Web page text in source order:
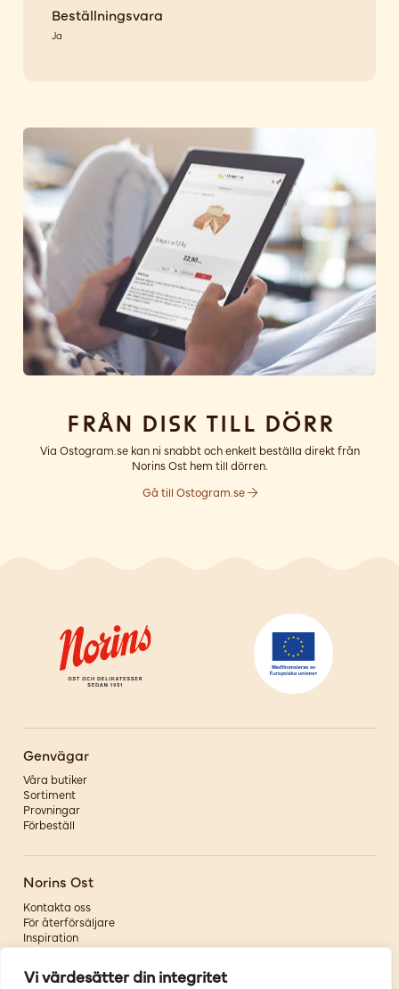
Vi värdesätter din integritet
Beställningsvara
Ja
Från disk till dörr
Via Ostogram.se kan ni snabbt och enkelt beställa direkt från
Norins Ost hem till dörren.
Gå till Ostogram.se
Genvägar
Våra butiker
Sortiment
Provningar
Förbeställ
Norins Ost
Kontakta oss
För återförsäljare
Inspiration
Om oss